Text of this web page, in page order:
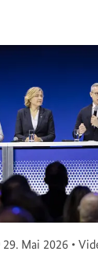
Veröffentlicht am:
29. Mai 2026 •